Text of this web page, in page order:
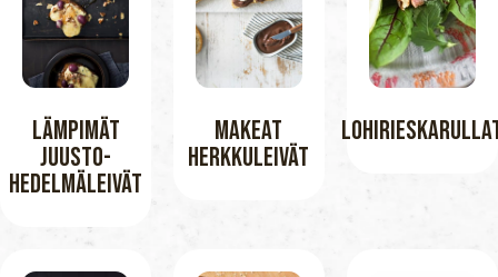
Lämpimät
Juusto-
Hedelmäleivät
Makeat
Herkkuleivät